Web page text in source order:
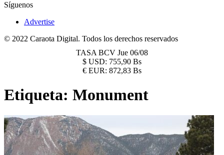
Síguenos
Advertise
© 2022 Caraota Digital. Todos los derechos reservados
TASA BCV Jue 06/08
$ USD: 755,90 Bs
€ EUR: 872,83 Bs
Etiqueta: Monument